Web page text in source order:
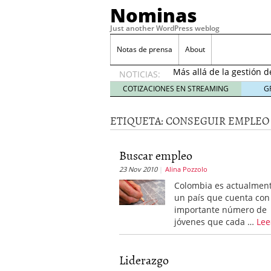
Nominas
Just another WordPress weblog
Notas de prensa About
NOTICIAS:
Desempleo Colombia
Una digitalización
en el sector financiero
¿Cómo afectó el
Consejos para el
Más allá de la gestión
COTIZACIONES EN STREAMING
ETIQUETA:CONSEGUIR EMPLEO
Buscar empleo
23 Nov 2010 Alina Pozzolo
Colombia es
un país que cuenta
importante número de
jóvenes que cada …
Liderazgo